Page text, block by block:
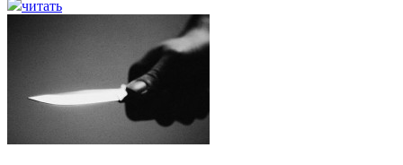
читать